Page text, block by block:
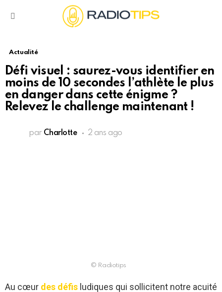
Actualité
Défi visuel : saurez-vous identifier en
moins de 10 secondes l’athlète le plus
en danger dans cette énigme ?
Relevez le challenge maintenant !
par Charlotte 2 ans ago
© Radiotips
Au cœur des défis ludiques qui sollicitent notre acuité